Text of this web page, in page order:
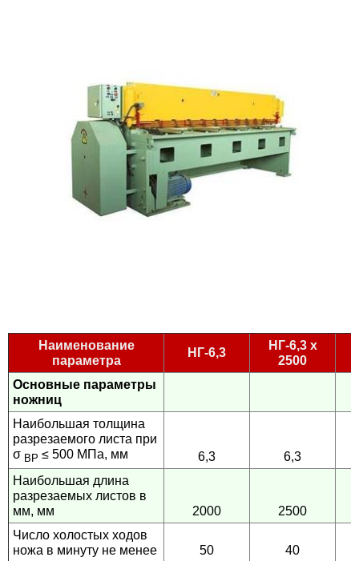
Токарные станки с ЧПУ
Грузо-подъемные механизмы
Станочная оснастка и инструмент
Оборудования после среднего и капитального
Производственная мебель
Покупаем станки
Контакты
Наименование
параметра
НГ-6,3
НГ-6,3 х
2500
Основные параметры
ножниц
Наибольшая толщина
разрезаемого листа при
σ BP ≤ 500 МПа, мм 6,3
6,3
Наибольшая длина
разрезаемых листов в
мм, мм
2000
2500
Число холостых ходов
ножа в минуту не менее
50
40